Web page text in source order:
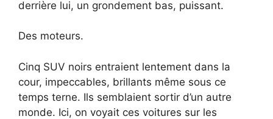
derrière lui, un grondement bas, puissant.
Des moteurs.
Cinq SUV noirs entraient lentement dans la
cour, impeccables, brillants même sous ce
temps terne. Ils semblaient sortir d’un autre
monde. Ici, on voyait ces voitures sur les